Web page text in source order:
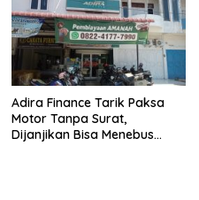
Adira Finance Tarik Paksa
Motor Tanpa Surat,
Dijanjikan Bisa Menebus